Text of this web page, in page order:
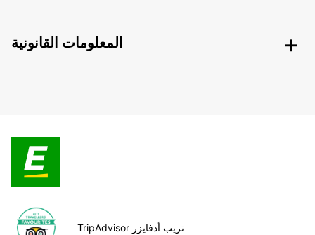
المعلومات القانونية
TripAdvisor تريب أدفايزر